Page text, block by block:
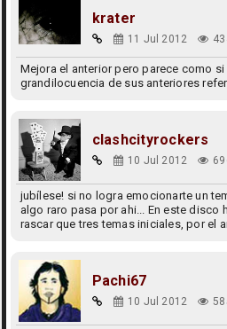
krater
11 Jul 2012
Mejora el anterior pero parece como
grandilocuencia de sus anteriores
clashcityrockers
10 Jul 2012
jubílese! si no logra emocionarte un
algo raro pasa por ahi... En este disco
rascar que tres temas iniciales, por el
Pachi67
10 Jul 2012